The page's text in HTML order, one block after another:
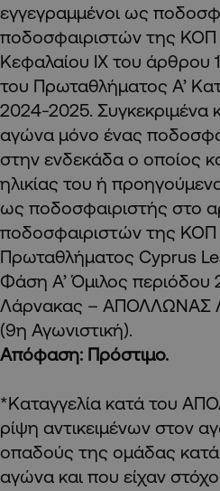
εγγεγραμμένοι ως
ποδοσφαιριστών της
Κεφαλαίου ΙΧ του άρθρου
του Πρωταθλήματος Α’
2024-2025. Συγκεκριμένα
αγώνα μόνο ένας
στην ενδεκάδα ο οποίος
ηλικίας του ή
ως ποδοσφαιριστής στο
ποδοσφαιριστών της
Πρωταθλήματος Cyprus
Φάση Α’ Όμιλος
Λάρνακας – ΑΠΟΛΛΩΝΑΣ
(9η Αγωνιστική).
Απόφαση: Πρόστιμο.
*Καταγγελία κατά του
ρίψη αντικειμένων στον
οπαδούς της ομάδας κατά
αγώνα και που είχαν